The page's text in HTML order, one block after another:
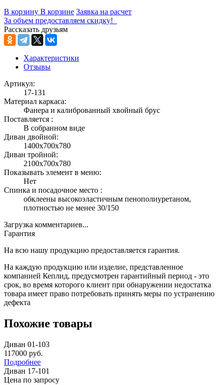
В корзину В корзине Заявка на расчет
За объем предоставляем скидку!
Рассказать друзьям
Характеристики
Отзывы
Артикул:
17-131
Материал каркаса:
Фанера и калиброванный хвойный брус
Поставляется :
В собранном виде
Диван двойной:
1400х700х780
Диван тройной:
2100х700х780
Показывать элемент в меню:
Нет
Спинка и посадочное место :
обклеены высокоэластичным пенополиуретаном,
плотностью не менее 30/150
Загрузка комментариев...
Гарантия
На всю нашу продукцию предоставляется гарантия.
На каждую продукцию или изделие, представленное
компанией Кеплид, предусмотрен гарантийный период - это
срок, во время которого клиент при обнаружении недостатка
товара имеет право потребовать принять меры по устранению
дефекта
Похожие товары
Диван 01-103
117000 руб.
Подробнее
Диван 17-101
Цена по запросу